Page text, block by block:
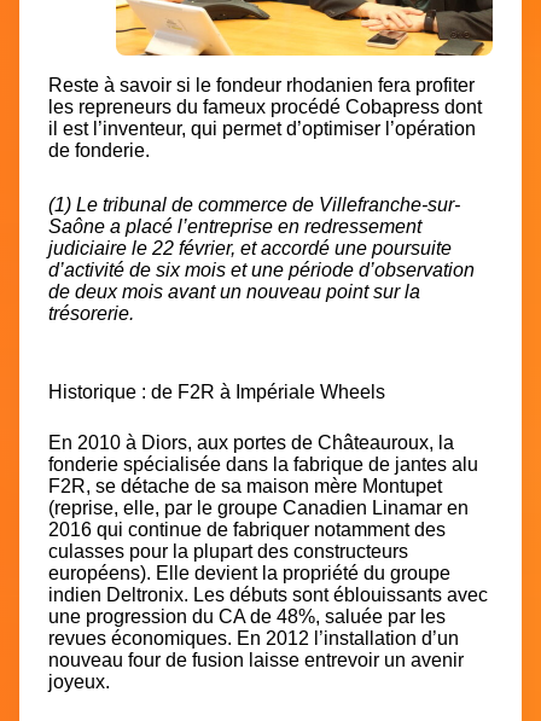
Reste à savoir si le fondeur rhodanien fera profiter
les repreneurs du fameux procédé Cobapress dont
il est l’inventeur, qui permet d’optimiser l’opération
de fonderie.
(1) Le tribunal de commerce de Villefranche-sur-
Saône a placé l’entreprise en redressement
judiciaire le 22 février, et accordé une poursuite
d’activité de six mois et une période d’observation
de deux mois avant un nouveau point sur la
trésorerie.
Historique : de F2R à Impériale Wheels
En 2010 à Diors, aux portes de Châteauroux, la
fonderie spécialisée dans la fabrique de jantes alu
F2R, se détache de sa maison mère Montupet
(reprise, elle, par le groupe Canadien Linamar en
2016 qui continue de fabriquer notamment des
culasses pour la plupart des constructeurs
européens). Elle devient la propriété du groupe
indien Deltronix. Les débuts sont éblouissants avec
une progression du CA de 48%, saluée par les
revues économiques. En 2012 l’installation d’un
nouveau four de fusion laisse entrevoir un avenir
joyeux.